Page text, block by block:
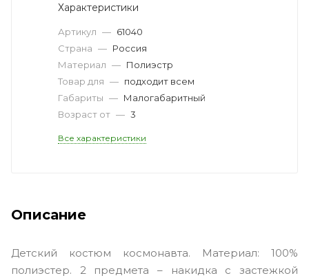
Характеристики
Артикул — 61040
Страна — Россия
Материал — Полиэстр
Товар для — подходит всем
Габариты — Малогабаритный
Возраст от — 3
Все характеристики
Описание
Детский костюм космонавта. Материал: 100%
полиэстер. 2 предмета – накидка с застежкой